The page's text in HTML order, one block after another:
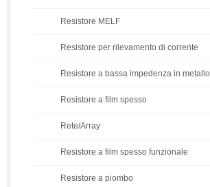
Resistore MELF
Resistore per rilevamento di corrente
Resistore a bassa impedenza in metallo
Resistore a film spesso
Rete/Array
Resistore a film spesso funzionale
Resistore a piombo